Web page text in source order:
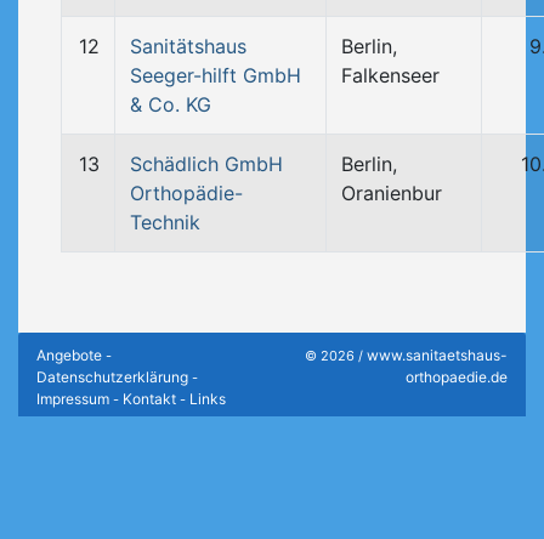
12
Sanitätshaus
Seeger-hilft GmbH
& Co. KG
Berlin,
Falkenseer
13
Schädlich GmbH
Orthopädie-
Technik
Berlin,
Oranienbur
Angebote -
Datenschutzerklärung -
Impressum - Kontakt - Links
© 2026 / www.sanitaetshaus-
orthopaedie.de